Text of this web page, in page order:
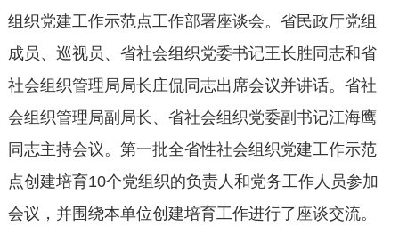
组织党建工作示范点工作部署座谈会。省民政厅党组
成员、巡视员、省社会组织党委书记王长胜同志和省
社会组织管理局局长庄侃同志出席会议并讲话。省社
会组织管理局副局长、省社会组织党委副书记江海鹰
同志主持会议。第一批全省性社会组织党建工作示范
点创建培育10个党组织的负责人和党务工作人员参加
会议，并围绕本单位创建培育工作进行了座谈交流。